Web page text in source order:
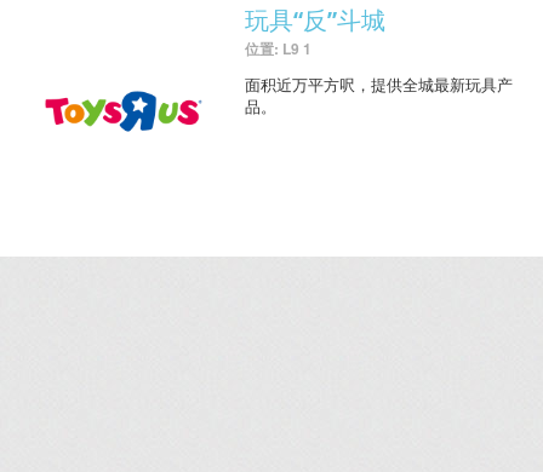
玩具“反”斗城
位置: L9 1
面积近万平方呎，提供全城最新玩具产
品。